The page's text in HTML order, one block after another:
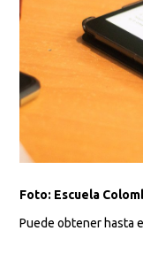
Foto: Escuela
Puede obtener hasta